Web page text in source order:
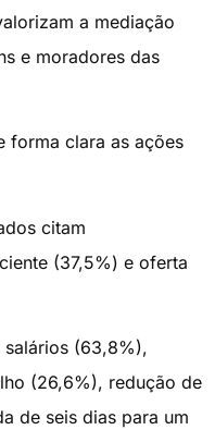
a mediação
e moradores das
forma clara as ações
citam
(37,5%) e oferta
salários (63,8%),
(26,6%), redução de
de seis dias para um